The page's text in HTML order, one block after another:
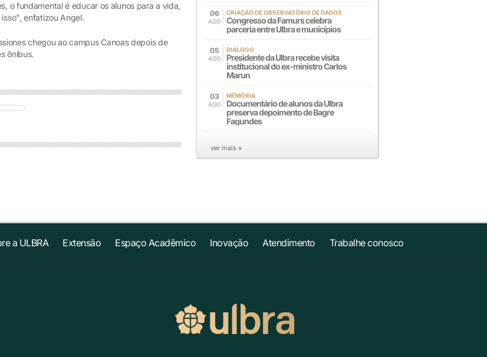
o fundamental é educar os alunos para a vida,
enfatizou Angel.
chegou ao campus Canoas depois de
ônibus.
06
AGO
CRIAÇÃO DE OBSERVATÓRIO DE DADOS
Congresso da Famurs celebra
parceria entre Ulbra e municípios
05
AGO
DIÁLOGO
Presidente da Ulbra recebe visita
institucional do ex-ministro Carlos
Marun
03
AGO
MEMÓRIA
Documentário de alunos da Ulbra
preserva depoimento de Bagre
Fagundes
ver mais »
a ULBRA Extensão Espaço Acadêmico Inovação Atendimento Trabalhe conosco